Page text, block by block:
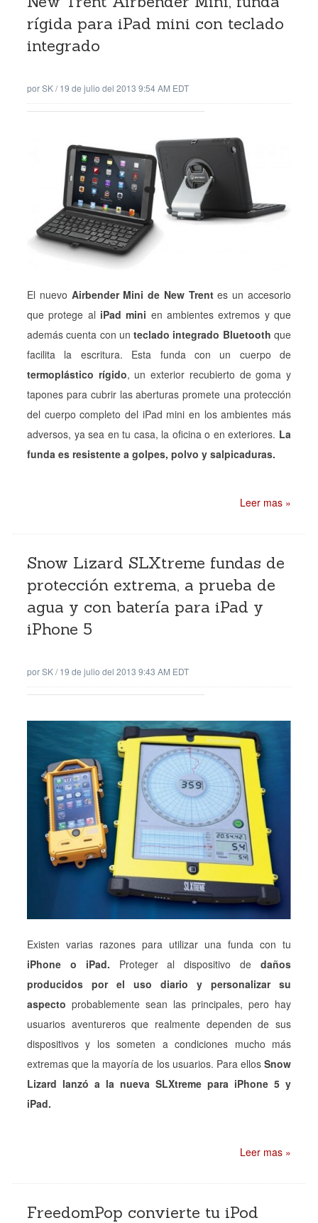
rígida para iPad mini con teclado
integrado
porSK/19 de julio del 2013 9:54 AM EDT
El nuevo Airbender Mini de New Trentes un accesorio
que protege al iPad mini en ambientes extremos y que
además cuenta con unteclado integrado Bluetooth que
facilita la escritura. Esta funda con un cuerpo de
termoplástico rígido, un exterior recubierto de goma y
tapones para cubrir las aberturas promete una protección
del cuerpo completo del iPad mini en los ambientes más
adversos, ya sea en tu casa, la oficina o en exteriores. La
funda es resistente a golpes, polvo y salpicaduras.
Leer mas »
Snow Lizard SLXtreme fundas de
protección extrema, a prueba de
agua y con batería para iPad y
iPhone 5
porSK/19 de julio del 2013 9:43 AM EDT
Existen varias razones para utilizar una funda con tu
iPhone o iPad. Proteger al dispositivo dedaños
producidos por el uso diario y personalizar su
aspecto probablemente sean las principales, pero hay
usuarios aventureros que realmente dependen de sus
dispositivos y los someten a condiciones mucho más
extremas que la mayoría de los usuarios. Para ellos Snow
Lizard lanzó a la nueva SLXtreme para iPhone 5 y
iPad.
Leer mas »
FreedomPop convierte tu iPod